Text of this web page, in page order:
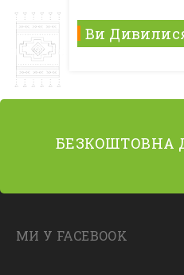
Ви
БЕЗКОШТОВНА
МИ У FACEBOOK